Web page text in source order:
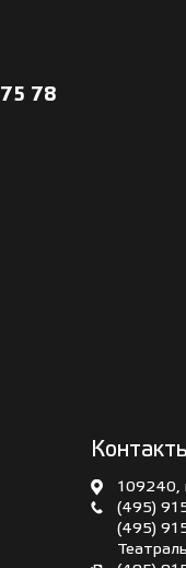
78
Контакты
109240,
(495)
(495)